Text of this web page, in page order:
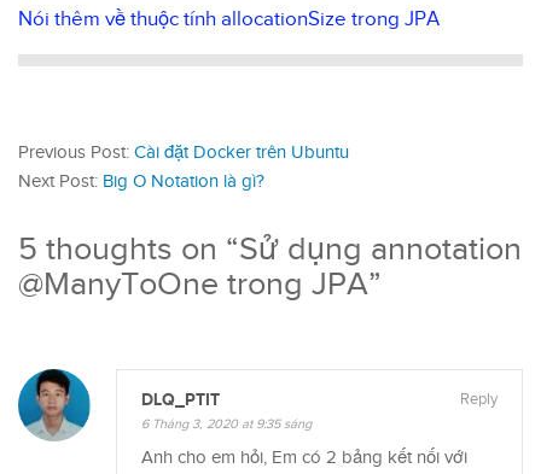
Nói thêm về thuộc tính allocationSize trong JPA
Previous Post: Cài đặt Docker trên Ubuntu
Next Post: Big O Notation là gì?
5 thoughts on “Sử dụng annotation
@ManyToOne trong JPA”
DLQ_PTIT
6 Tháng 3, 2020 at 9:35 sáng
Reply
Anh cho em hỏi, Em có 2 bảng kết nối với